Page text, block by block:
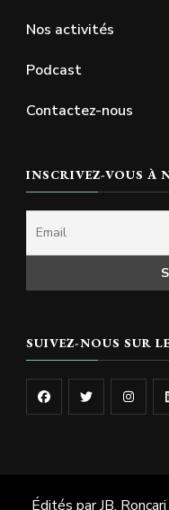
Nos activités
Podcast
Contactez-nous
INSCRIVEZ-VOUS À
SUIVEZ-NOUS SUR
Édités par JB.